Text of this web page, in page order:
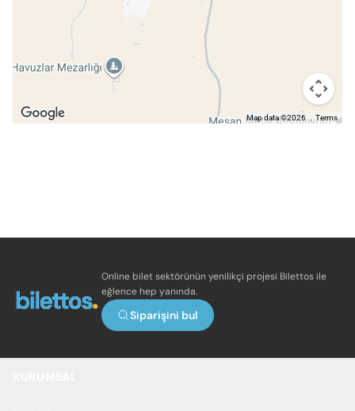
Map data ©2026 Terms
Online bilet sektörünün yenilikçi projesi Bilettos ile
eğlence hep yanında.
Siparişini bul